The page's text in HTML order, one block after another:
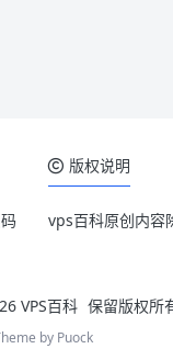
版权说明
vps百科原创内容
VPS百科 保留版权所
by Puock